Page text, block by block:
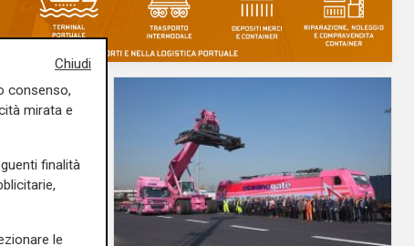
Chiudi
consenso,
mirata e
finalità
le